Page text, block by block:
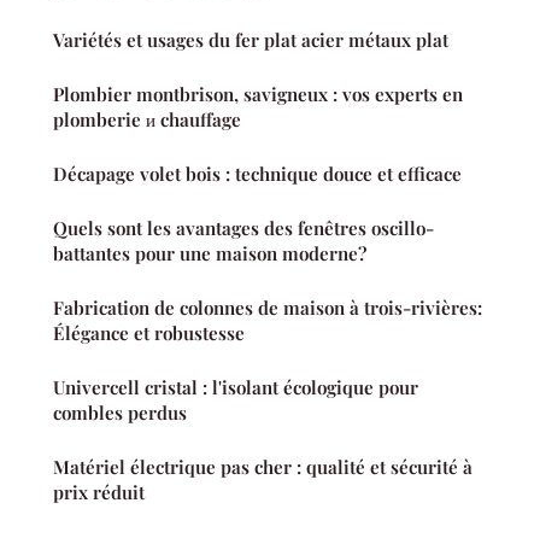
Variétés et usages du fer plat acier métaux plat
Plombier montbrison, savigneux : vos experts en
plomberie и chauffage
Décapage volet bois : technique douce et efficace
Quels sont les avantages des fenêtres oscillo-
battantes pour une maison moderne?
Fabrication de colonnes de maison à trois-rivières:
Élégance et robustesse
Univercell cristal : l'isolant écologique pour
combles perdus
Matériel électrique pas cher : qualité et sécurité à
prix réduit